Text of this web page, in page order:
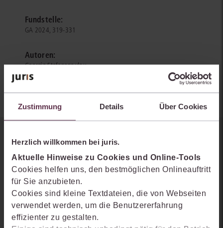
Zustimmung Details Über Cookies
Herzlich willkommen bei juris.
Aktuelle Hinweise zu Cookies und Online-Tools
Cookies helfen uns, den bestmöglichen Onlineauftritt
für Sie anzubieten.
Cookies sind kleine Textdateien, die von Webseiten
verwendet werden, um die Benutzererfahrung
effizienter zu gestalten.
Fundstelle:
GA 2024, 319-331
Autoren:
Georgia Stefanopoulou
Sie kennen juris noch nicht?
Erhalten Sie einen Einblick, wie juris das Rechts- und
Praxiswissensmanagement der Zukunft gestaltet, welche
Möglichkeiten Ihnen das juris Portal bietet und wie mit juris Ihre
Arbeitsprozesse einfacher und effizienter werden.